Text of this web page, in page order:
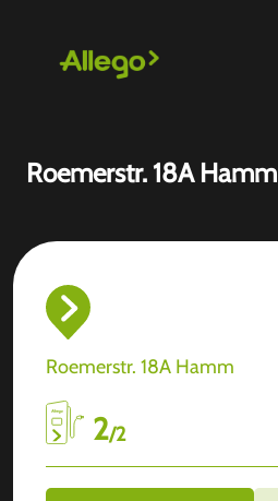
Roemerstr. 18A Hamm
Roemerstr. 18A Hamm
2/2